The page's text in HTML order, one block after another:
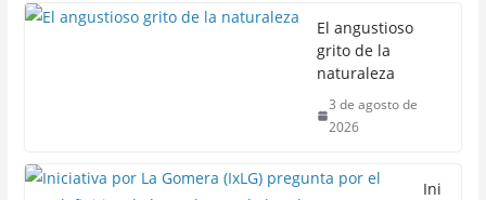
El angustioso
grito de la
naturaleza
3 de agosto de
2026
Ini